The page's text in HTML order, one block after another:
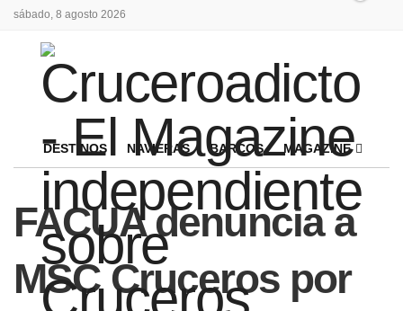
sábado, 8 agosto 2026
DESTINOS NAVIERAS BARCOS MAGAZINE
FACUA denuncia a
MSC Cruceros por